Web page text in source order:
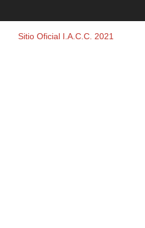
Sitio Oficial I.A.C.C. 2021